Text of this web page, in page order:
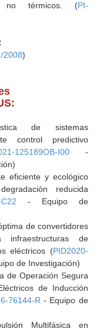
no térmicos. (PI-
2008)
de sistemas
control predictivo
125189OB-I00-
eficiente y ecológico
reducida
- Equipo de
de convertidores
de
eléctricos (PID2020-
de Investigación)
de Operación Segura
de Inducción
76144-R - Equipo de
Multifásica en